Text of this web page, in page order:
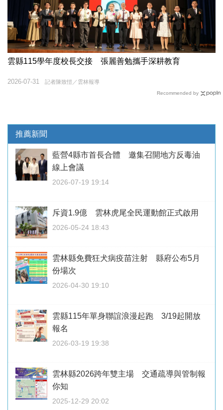
雲縣115學年度校長交接 張麗善勉攜手深耕教育
記者陳致愷／雲林報導
2026-07-31
Recommended by
推薦新聞
藍營4縣市首長合體 邀集召開地方反毒油
線上會議
2026-07-19 19:14
斥資1.9億 雲林虎尾全民運動館正式啟用
2026-05-24 18:43
雲林縣免費狂犬病疫苗注射 縣府公布5月
份場次
2026-04-30 19:10
雲縣115年單身聯誼浪漫起跑 3/19起開放
報名
2026-03-19 19:38
雲林縣2026跨年雙主場 交通疏導與管制報
你知
2025-12-29 20:02